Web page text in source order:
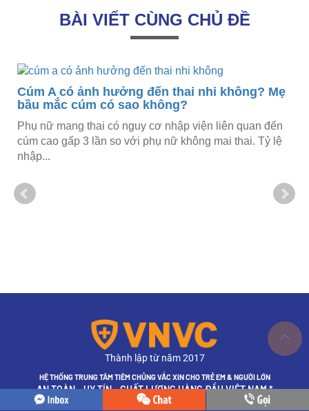
BÀI VIẾT CÙNG CHỦ ĐỀ
Cúm A có ảnh hưởng đến thai nhi không? Mẹ
bầu mắc cúm có sao không?
Phụ nữ mang thai có nguy cơ nhập viện liên quan đến
cúm cao gấp 3 lần so với phụ nữ không mai thai. Tỷ lệ
nhập...
Thành lập từ năm 2017
HỆ THỐNG TRUNG TÂM TIÊM CHỦNG VẮC XIN CHO TRẺ EM & NGƯỜI LỚN
AN TOÀN - UY TÍN - CHẤT LƯỢNG HÀNG ĐẦU VIỆT NAM *
* Bình chọn của Vietnam Report 2025